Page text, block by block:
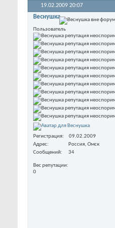
19.02.2009 20:07
Веснушка
Пользователь
Регистрация
09.02.2009
Адрес
Россия, Омск
Сообщений
34
Вес репутации
0